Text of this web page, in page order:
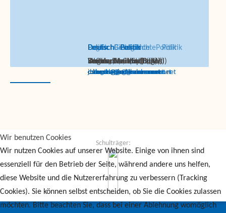
Deutsch
Politik
Levers, Christoph (Lev)
c.levers@andreanum.net
Latein Geschichte
Politik
Becker, Markus (BcM)
m.becker@andreanum.net
Deutsch
Politik
Dugas, Daniela (Dug)
d.dugas@andreanum.net
Englisch
Politik
Koßmann, Carolin (Kos)
c.kossmann@andreanum.net
Deutsch Geschichte
Politik
Stender, Jan (Std)
j.stender@andreanum.net
Politik
Biologie
Wettlaufer, Moritz (Wtl)
m.wettlaufer@andreanum.net
Schulträger:
Wir benutzen Cookies
Wir nutzen Cookies auf unserer Website. Einige von ihnen sind
essenziell für den Betrieb der Seite, während andere uns helfen,
diese Website und die Nutzererfahrung zu verbessern (Tracking
Cookies). Sie können selbst entscheiden, ob Sie die Cookies zulassen
möchten. Bitte beachten Sie, dass bei einer Ablehnung womöglich